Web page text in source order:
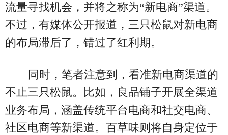
流量寻找机会，并将之称为“新电商”渠道。
不过，有媒体公开报道，三只松鼠对新电商
的布局滞后了，错过了红利期。
同时，笔者注意到，看准新电商渠道的
不止三只松鼠。比如，良品铺子开展全渠道
业务布局，涵盖传统平台电商和社交电商、
社区电商等新渠道。百草味则将自身定位于